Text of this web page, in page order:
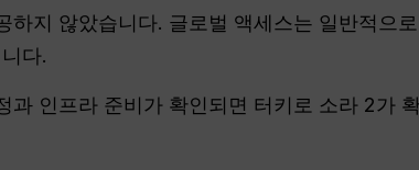
지 않았습니다. 글로벌 액세스는 일반적으로
다.
인프라 준비가 확인되면 터키로 소라 2가